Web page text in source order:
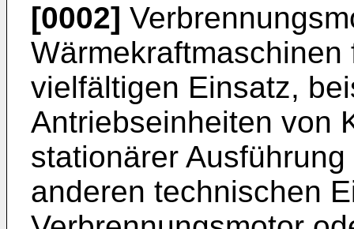
[0002]
vielfältigen Einsatz,
Antriebseinheiten von
stationärer
anderen technischen